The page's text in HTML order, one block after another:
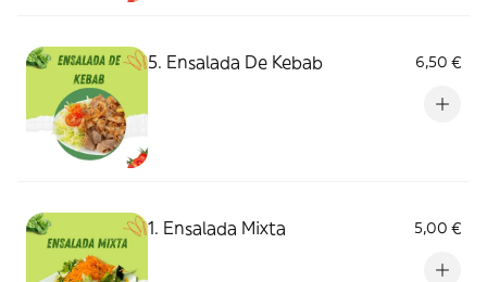
5. Ensalada De Kebab 6,50 €
1. Ensalada Mixta 5,00 €